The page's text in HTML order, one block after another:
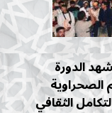
الدورة
الصحراوية
الثقافي